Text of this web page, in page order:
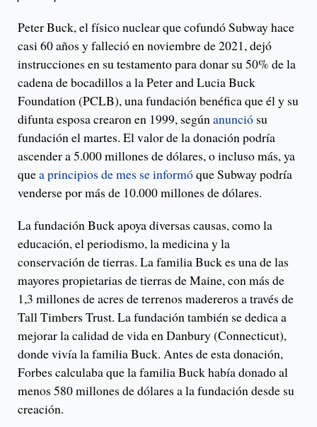
Peter Buck, el físico nuclear que cofundó Subway hace
casi 60 años y falleció en noviembre de 2021, dejó
instrucciones en su testamento para donar su 50% de la
cadena de bocadillos a la Peter and Lucia Buck
Foundation (PCLB), una fundación benéfica que él y su
difunta esposa crearon en 1999, según anunció su
fundación el martes. El valor de la donación podría
ascender a 5.000 millones de dólares, o incluso más, ya
quea principios de mes se informóque Subway podría
venderse por más de 10.000 millones de dólares.
La fundación Buck apoya diversas causas, como la
educación, el periodismo, la medicina y la
conservación de tierras. La familia Buck es una de las
mayores propietarias de tierras de Maine, con más de
1,3 millones de acres de terrenos madereros a través de
Tall Timbers Trust. La fundación también se dedica a
mejorar la calidad de vida en Danbury (Connecticut),
donde vivía la familia Buck. Antes de esta donación,
Forbes calculaba que la familia Buck había donado al
menos 580 millones de dólares a la fundación desde su
creación.